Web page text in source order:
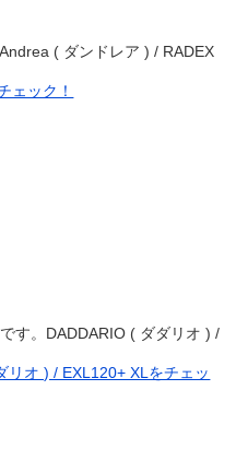
( ダンドレア ) / RADEX
ェック！
す。DADDARIO ( ダダリオ ) /
リオ ) / EXL120+ XLをチェッ